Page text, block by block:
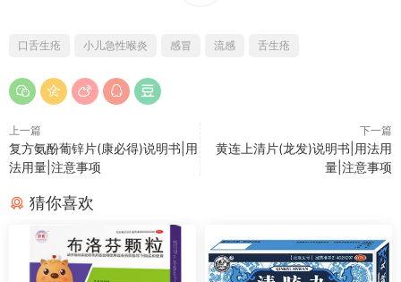
口舌生疮 小儿急性喉炎 感冒 流感 舌生疮
上一篇
复方氨酚葡锌片(康必得)说明书|用
法用量|注意事项
下一篇
黄连上清片(龙发)说明书|用法用
量|注意事项
猜你喜欢